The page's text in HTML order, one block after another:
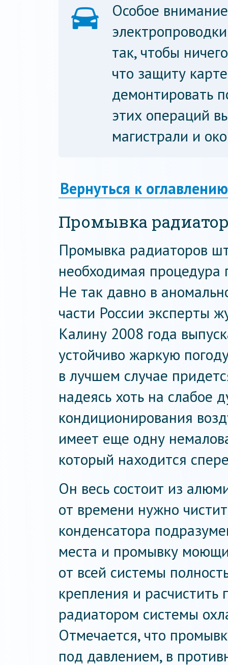
Особое
так, чтобы
что защиту
демонтировать
этих операций
магистрали и
Вернуться к оглавлению
Промывка
Промывка радиаторов
необходимая процедура
Не так давно в
части России эксперты
Калину 2008 года
устойчиво жаркую
в лучшем случае
надеясь хоть на слабое
кондиционирования
имеет еще одну
который находится
Он весь состоит из
от времени нужно
конденсатора
места и промывку
от всей системы
крепления и
радиатором системы
Отмечается, что
под давлением, в